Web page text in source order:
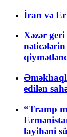
İran və
Xəzər
edilən
“Tramp
layihəni